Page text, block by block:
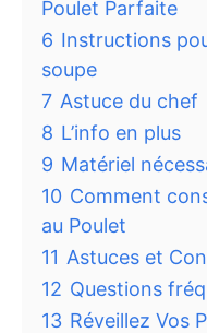
Poulet Parfaite
6 Instructions
soupe
7 Astuce du chef
8 L’info en plus
9 Matériel
10 Comment
au Poulet
11 Astuces et
12 Questions
13 Réveillez Vos